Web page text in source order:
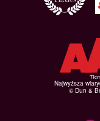
Najwyższa
© Dun &